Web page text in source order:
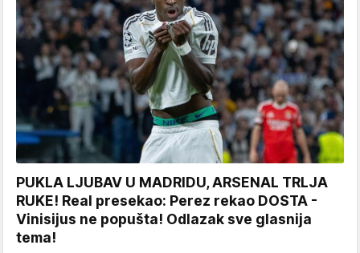
PUKLA LJUBAV U MADRIDU, ARSENAL TRLJA
RUKE! Real presekao: Perez rekao DOSTA -
Vinisijus ne popušta! Odlazak sve glasnija
tema!